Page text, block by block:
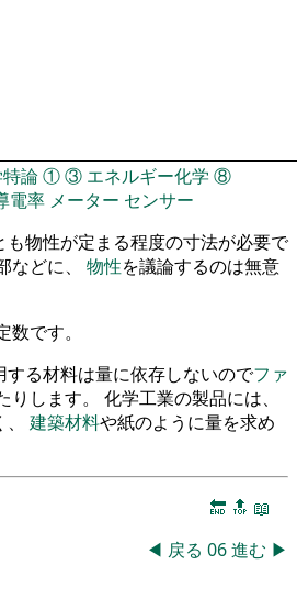
論①③ エネルギー化学 ⑧
電率 メーター センサー
も物性が定まる程度の寸法が必要で
などに、 物性を議論するのは無意
です。
る材料は量に依存しないのでファ
りします。 化学工業の製品には、
建築材料や紙のように量を求め
🔚 🔝 📖
◀ 戻る 06進む ▶